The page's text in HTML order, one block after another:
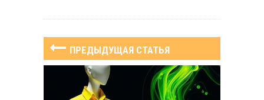
ПРЕДЫДУЩАЯ СТАТЬЯ